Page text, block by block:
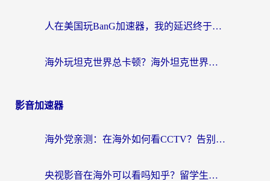
人在美国玩BanG加速器，我的延迟终于绿了
海外玩坦克世界总卡顿？海外坦克世界加速器有哪些？实测好用的选择在这里
影音加速器
海外党亲测：在海外如何看CCTV？告别“仅限大陆播放”的实用指南
央视影音在海外可以看吗知乎？留学生亲测：3步解决地域限制+追剧自由